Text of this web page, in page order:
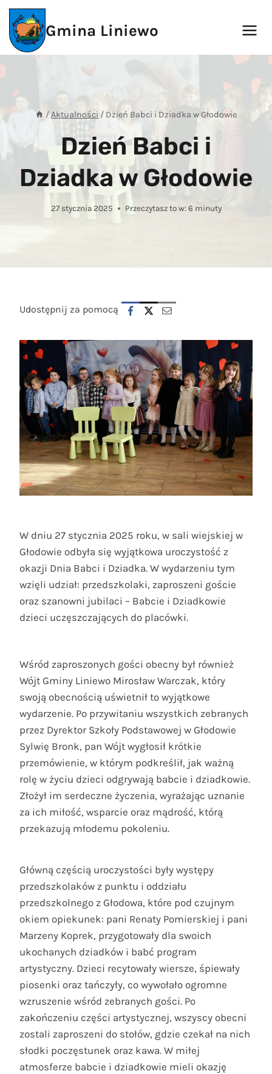
Przejdź
treści
Gmina Liniewo
/Aktualności / Dzień Babci i Dziadka w Głodowie
Dzień Babci i
Dziadka w Głodowie
27 stycznia 2025 Przeczytasz to w:6 minuty
Udostępnij za pomocą
W dniu 27 stycznia 2025 roku, w sali wiejskiej w
Głodowie odbyła się wyjątkowa uroczystość z
okazji Dnia Babci i Dziadka. W wydarzeniu tym
wzięli udział: przedszkolaki, zaproszeni goście
oraz szanowni jubilaci – Babcie i Dziadkowie
dzieci uczęszczających do placówki.
Wśród zaproszonych gości obecny był również
Wójt Gminy Liniewo Mirosław Warczak, który
swoją obecnością uświetnił to wyjątkowe
wydarzenie. Po przywitaniu wszystkich zebranych
przez Dyrektor Szkoły Podstawowej w Głodowie
Sylwię Bronk, pan Wójt wygłosił krótkie
przemówienie, w którym podkreślił, jak ważną
rolę w życiu dzieci odgrywają babcie i dziadkowie.
Złożył im serdeczne życzenia, wyrażając uznanie
za ich miłość, wsparcie oraz mądrość, którą
przekazują młodemu pokoleniu.
Główną częścią uroczystości były występy
przedszkolaków z punktu i oddziału
przedszkolnego z Głodowa, które pod czujnym
okiem opiekunek: pani Renaty Pomierskiej i pani
Marzeny Koprek, przygotowały dla swoich
ukochanych dziadków i babć program
artystyczny. Dzieci recytowały wiersze, śpiewały
piosenki oraz tańczyły, co wywołało ogromne
wzruszenie wśród zebranych gości. Po
zakończeniu części artystycznej, wszyscy obecni
zostali zaproszeni do stołów, gdzie czekał na nich
słodki poczęstunek oraz kawa. W miłej
atmosferze babcie i dziadkowie mieli okazję